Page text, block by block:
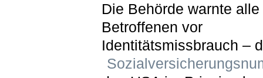
Die Behörde warnte
Betroffenen vor
Identitätsmissbrauch –